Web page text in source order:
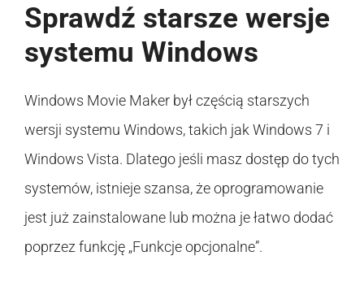
Sprawdź starsze wersje
systemu Windows
Windows Movie Maker był częścią starszych
wersji systemu Windows, takich jak Windows 7 i
Windows Vista. Dlatego jeśli masz dostęp do tych
systemów, istnieje szansa, że oprogramowanie
jest już zainstalowane lub można je łatwo dodać
poprzez funkcję „Funkcje opcjonalne”.